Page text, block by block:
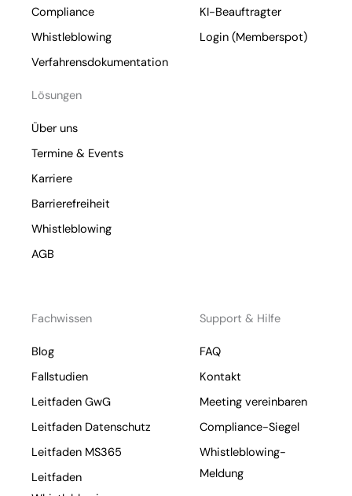
Compliance
Whistleblowing
Verfahrensdokumentation
Lösungen
Über uns
Termine & Events
Karriere
Barrierefreiheit
Whistleblowing
AGB
KI-Beauftragter
Login (Memberspot)
Fachwissen
Blog
Fallstudien
Leitfaden GwG
Leitfaden Datenschutz
Leitfaden MS365
Leitfaden
Support & Hilfe
FAQ
Kontakt
Meeting vereinbaren
Compliance-Siegel
Whistleblowing-
Meldung